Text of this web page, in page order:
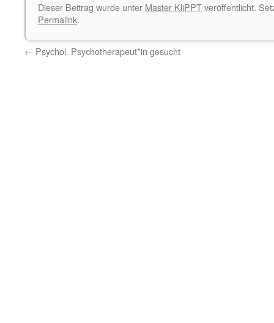
Dieser Beitrag wurde unter Master KliPPTveröffentlicht.
Permalink.
← Psychol. Psychotherapeut*in gesucht